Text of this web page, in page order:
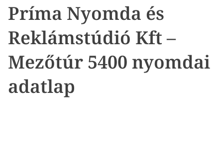
a
o
Príma Nyomda és
Reklámstúdió Kft –
Mezőtúr 5400 nyomdai
adatlap